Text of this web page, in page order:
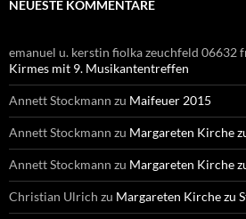
NEUESTE KOMMENTARE
emanuel u. kerstin fiolka zeuchfeld 06632
Kirmes mit 9. Musikantentreffen
Annett Stockmann zu Maifeuer 2015
Annett Stockmann zu Margareten Kirche
Annett Stockmann zu Margareten Kirche
Christian Ulrich zu Margareten Kirche zu